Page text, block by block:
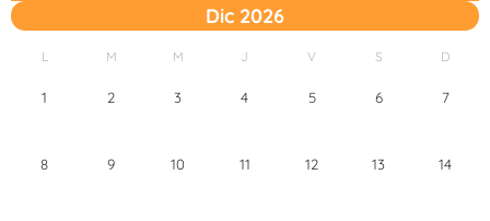
Dic 2026
L M M J V S D
1 2 3 4 5 6 7
8 9 10 11 12 13 14